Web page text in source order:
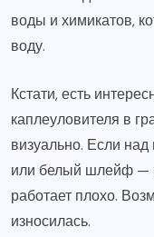
воды и химикатов,
воду.
Кстати, есть
каплеуловителя в
визуально. Если
или белый шлейф —
работает плохо.
износилась.